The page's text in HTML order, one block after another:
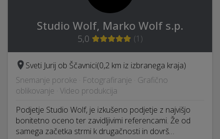
Studio Wolf, Marko Wolf s.p.
5,0 (1 )
Sveti Jurij ob Ščavnici(0,2 km iz izbranega kraja)
Snemanje poroke · Fotografiranje · Grafično
oblikovanje · Video produkcija
Podjetje Studio Wolf, je izkušeno podjetje z najvišjo
bonitetno oceno ter zavidljivimi referencami. Že od
samega začetka strmi k drugačnosti in dovrš…